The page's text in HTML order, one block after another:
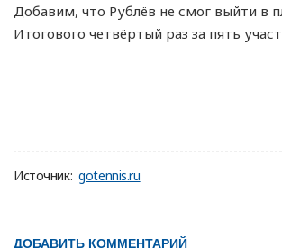
Добавим, что Рублёв не смог выйти в
Итогового четвёртый раз за пять
Источник: gotennis.ru
ДОБАВИТЬ КОММЕНТАРИЙ